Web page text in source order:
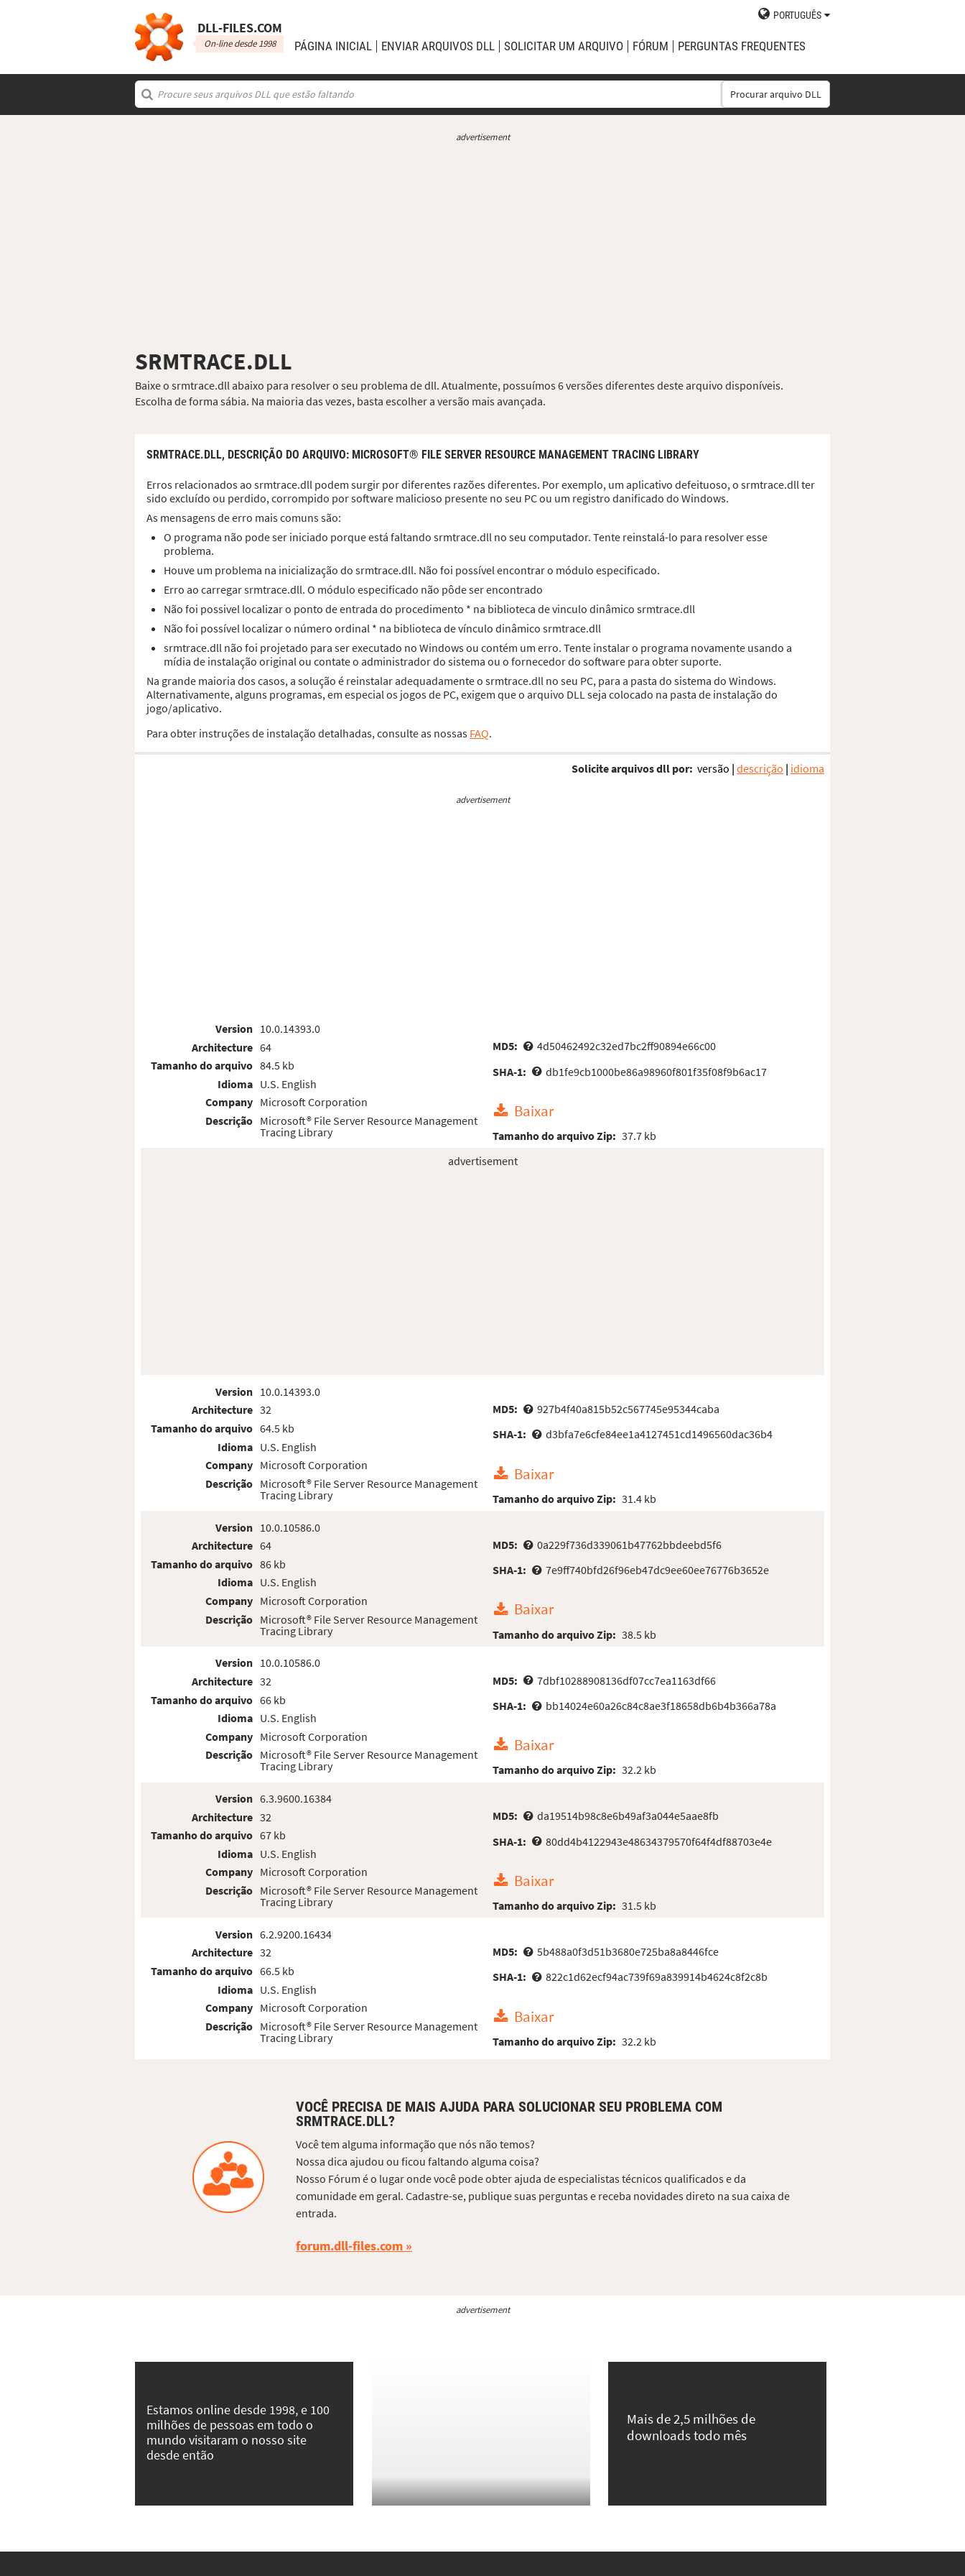
DLL‑FILES.COM
On-line desde 1998
PORTUGUÊS
PÁGINA INICIAL ENVIAR ARQUIVOS DLL SOLICITAR UM ARQUIVO FÓRUM PERGUNTAS FREQUENTES
Procurar arquivo DLL
advertisement
SRMTRACE.DLL
Baixe o srmtrace.dll abaixo para resolver o seu problema de dll. Atualmente, possuímos 6 versões diferentes deste arquivo disponíveis.
Escolha de forma sábia. Na maioria das vezes, basta escolher a versão mais avançada.
SRMTRACE.DLL, DESCRIÇÃO DO ARQUIVO: MICROSOFT® FILE SERVER RESOURCE MANAGEMENT TRACING LIBRARY
Erros relacionados ao srmtrace.dll podem surgir por diferentes razões diferentes. Por exemplo, um aplicativo defeituoso, o srmtrace.dll ter
sido excluído ou perdido, corrompido por software malicioso presente no seu PC ou um registro danificado do Windows.
As mensagens de erro mais comuns são:
O programa não pode ser iniciado porque está faltando srmtrace.dll no seu computador. Tente reinstalá-lo para resolver esse
problema.
Houve um problema na inicialização do srmtrace.dll. Não foi possível encontrar o módulo especificado.
Erro ao carregar srmtrace.dll. O módulo especificado não pôde ser encontrado
Não foi possivel localizar o ponto de entrada do procedimento * na biblioteca de vinculo dinâmico srmtrace.dll
Não foi possível localizar o número ordinal * na biblioteca de vínculo dinâmico srmtrace.dll
srmtrace.dll não foi projetado para ser executado no Windows ou contém um erro. Tente instalar o programa novamente usando a
mídia de instalação original ou contate o administrador do sistema ou o fornecedor do software para obter suporte.
Na grande maioria dos casos, a solução é reinstalar adequadamente o srmtrace.dll no seu PC, para a pasta do sistema do Windows.
Alternativamente, alguns programas, em especial os jogos de PC, exigem que o arquivo DLL seja colocado na pasta de instalação do
jogo/aplicativo.
Para obter instruções de instalação detalhadas, consulte as nossas FAQ.
Solicite arquivos dll por: versão | descrição | idioma
advertisement
Version
Architecture
Tamanho do arquivo
Idioma
Company
Descrição
10.0.14393.0
64
84.5 kb
U.S. English
Microsoft Corporation
Microsoft® File Server Resource Management
Tracing Library
MD5:
4d50462492c32ed7bc2ff90894e66c00
SHA-1:
db1fe9cb1000be86a98960f801f35f08f9b6ac17
Baixar
Tamanho do arquivo Zip: 37.7 kb
advertisement
Version
Architecture
Tamanho do arquivo
Idioma
Company
Descrição
10.0.14393.0
32
64.5 kb
U.S. English
Microsoft Corporation
Microsoft® File Server Resource Management
Tracing Library
MD5:
927b4f40a815b52c567745e95344caba
SHA-1:
d3bfa7e6cfe84ee1a4127451cd1496560dac36b4
Baixar
Tamanho do arquivo Zip: 31.4 kb
Version
Architecture
Tamanho do arquivo
Idioma
Company
Descrição
10.0.10586.0
64
86 kb
U.S. English
Microsoft Corporation
Microsoft® File Server Resource Management
Tracing Library
MD5:
0a229f736d339061b47762bbdeebd5f6
SHA-1:
7e9ff740bfd26f96eb47dc9ee60ee76776b3652e
Baixar
Tamanho do arquivo Zip: 38.5 kb
Version
Architecture
Tamanho do arquivo
Idioma
Company
Descrição
10.0.10586.0
32
66 kb
U.S. English
Microsoft Corporation
Microsoft® File Server Resource Management
Tracing Library
MD5:
7dbf10288908136df07cc7ea1163df66
SHA-1:
bb14024e60a26c84c8ae3f18658db6b4b366a78a
Baixar
Tamanho do arquivo Zip: 32.2 kb
Version
Architecture
Tamanho do arquivo
Idioma
Company
Descrição
6.3.9600.16384
32
67 kb
U.S. English
Microsoft Corporation
Microsoft® File Server Resource Management
Tracing Library
MD5:
da19514b98c8e6b49af3a044e5aae8fb
SHA-1:
80dd4b4122943e48634379570f64f4df88703e4e
Baixar
Tamanho do arquivo Zip: 31.5 kb
Version
Architecture
Tamanho do arquivo
Idioma
Company
Descrição
6.2.9200.16434
32
66.5 kb
U.S. English
Microsoft Corporation
Microsoft® File Server Resource Management
Tracing Library
MD5:
5b488a0f3d51b3680e725ba8a8446fce
SHA-1:
822c1d62ecf94ac739f69a839914b4624c8f2c8b
Baixar
Tamanho do arquivo Zip: 32.2 kb
VOCÊ PRECISA DE MAIS AJUDA PARA SOLUCIONAR SEU PROBLEMA COM
SRMTRACE.DLL?
Você tem alguma informação que nós não temos?
Nossa dica ajudou ou ficou faltando alguma coisa?
Nosso Fórum é o lugar onde você pode obter ajuda de especialistas técnicos qualificados e da
comunidade em geral. Cadastre-se, publique suas perguntas e receba novidades direto na sua caixa de
entrada.
forum.dll-files.com
advertisement
Estamos online desde 1998, e 100
milhões de pessoas em todo o
mundo visitaram o nosso site
desde então
Mais de 2,5 milhões de
downloads todo mês